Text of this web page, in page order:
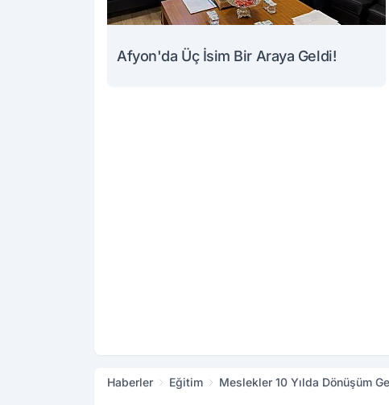
Afyon'da Üç İsim Bir Araya Geldi!
Haberler Eğitim Meslekler 10 Yılda Dönüşüm